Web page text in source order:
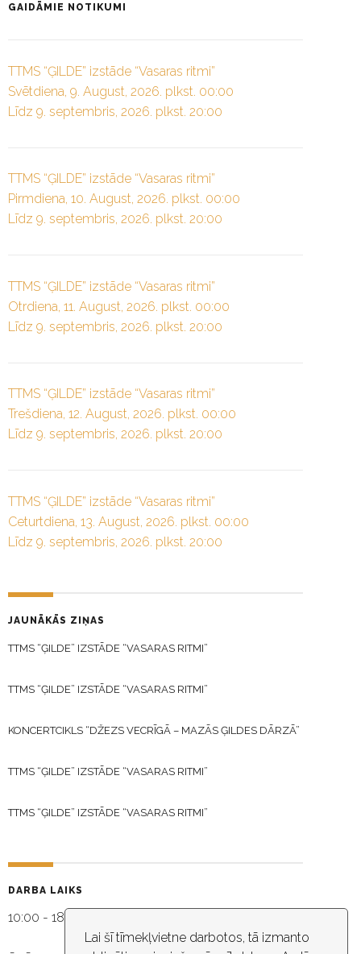
Lai šī tīmekļvietne darbotos, tā izmanto
GAIDĀMIE NOTIKUMI
TTMS “ĢILDE” izstāde “Vasaras ritmi”
Svētdiena, 9. August, 2026. plkst. 00:00
Līdz 9. septembris, 2026. plkst. 20:00
TTMS “ĢILDE” izstāde “Vasaras ritmi”
Pirmdiena, 10. August, 2026. plkst. 00:00
Līdz 9. septembris, 2026. plkst. 20:00
TTMS “ĢILDE” izstāde “Vasaras ritmi”
Otrdiena, 11. August, 2026. plkst. 00:00
Līdz 9. septembris, 2026. plkst. 20:00
TTMS “ĢILDE” izstāde “Vasaras ritmi”
Trešdiena, 12. August, 2026. plkst. 00:00
Līdz 9. septembris, 2026. plkst. 20:00
TTMS “ĢILDE” izstāde “Vasaras ritmi”
Ceturtdiena, 13. August, 2026. plkst. 00:00
Līdz 9. septembris, 2026. plkst. 20:00
JAUNĀKĀS ZIŅAS
TTMS “ĢILDE” IZSTĀDE “VASARAS RITMI”
TTMS “ĢILDE” IZSTĀDE “VASARAS RITMI”
KONCERTCIKLS “DŽEZS VECRĪGĀ – MAZĀS ĢILDES DĀRZĀ”
TTMS “ĢILDE” IZSTĀDE “VASARAS RITMI”
TTMS “ĢILDE” IZSTĀDE “VASARAS RITMI”
DARBA LAIKS
10:00 - 18:30